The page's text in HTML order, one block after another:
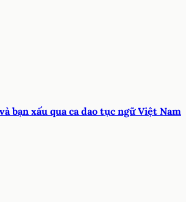
bạn xấu qua ca dao tục ngữ Việt Nam